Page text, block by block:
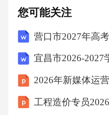
第三方。3.3乙方应遵
得利用项目进行任何
权利条款4.1甲方有权
提供必要的财务报表和
的运行进行监督和管理
您可能关注
2026年新媒体运